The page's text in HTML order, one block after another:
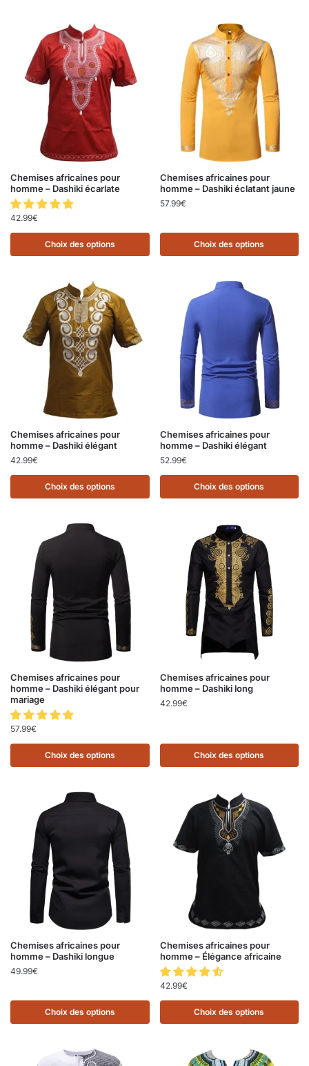
Chemises africaines pour
homme – Dashiki écarlate
42.99€
Choix des options
Chemises africaines pour
homme – Dashiki éclatant jaune
57.99€
Choix des options
Chemises africaines pour
homme – Dashiki élégant
42.99€
Choix des options
Chemises africaines pour
homme – Dashiki élégant
52.99€
Choix des options
Chemises africaines pour
homme – Dashiki élégant pour
mariage
57.99€
Choix des options
Chemises africaines pour
homme – Dashiki long
42.99€
Choix des options
Chemises africaines pour
homme – Dashiki longue
49.99€
Choix des options
Chemises africaines pour
homme – Élégance africaine
42.99€
Choix des options